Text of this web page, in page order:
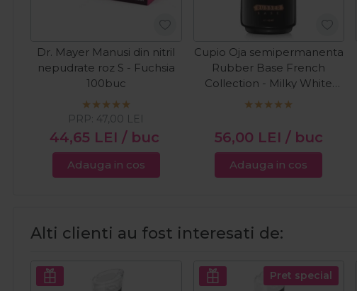
Dr. Mayer Manusi din nitril
nepudrate roz S - Fuchsia
100buc
44,65 LEI / buc
PRP: 47,00 LEI
Adauga in cos
Cupio Oja semipermanenta
Rubber Base French
Collection - Milky White
15ml
56,00 LEI / buc
Adauga in cos
Alti clienti au fost interesati de:
Pret special